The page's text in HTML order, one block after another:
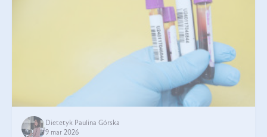
Dietetyk Paulina Górska
9 mar 2026